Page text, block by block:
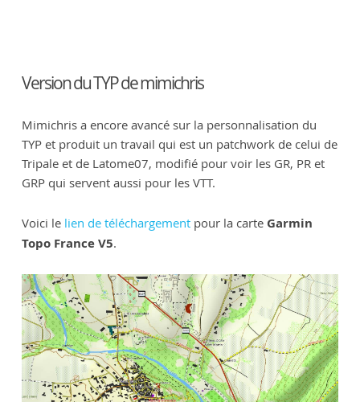
Version du TYP de mimichris
Mimichris a encore avancé sur la personnalisation du
TYP et produit un travail qui est un patchwork de celui de
Tripale et de Latome07, modifié pour voir les GR, PR et
GRP qui servent aussi pour les VTT.
Voici le lien de téléchargement pour la carte Garmin
Topo France V5.